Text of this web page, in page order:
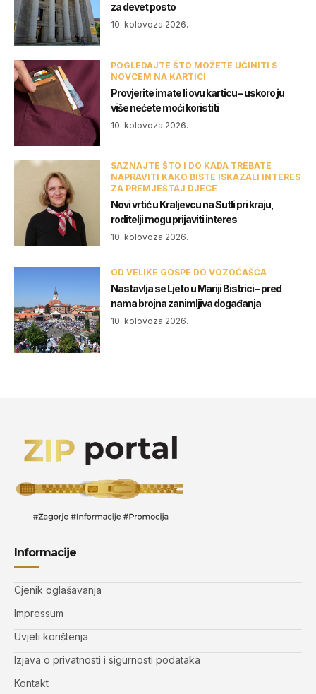
za devet posto
10. kolovoza 2026.
POGLEDAJTE ŠTO MOŽETE UČINITI S
NOVCEM NA KARTICI
Provjerite imate li ovu karticu – uskoro ju
više nećete moći koristiti
10. kolovoza 2026.
SAZNAJTE ŠTO I DO KADA TREBATE
NAPRAVITI KAKO BISTE ISKAZALI INTERES
ZA PREMJEŠTAJ DJECE
Novi vrtić u Kraljevcu na Sutli pri kraju,
roditelji mogu prijaviti interes
10. kolovoza 2026.
OD VELIKE GOSPE DO VOZOČAŠĆA
Nastavlja se Ljeto u Mariji Bistrici – pred
nama brojna zanimljiva događanja
10. kolovoza 2026.
Informacije
Cjenik oglašavanja
Impressum
Uvjeti korištenja
Izjava o privatnosti i sigurnosti podataka
Kontakt